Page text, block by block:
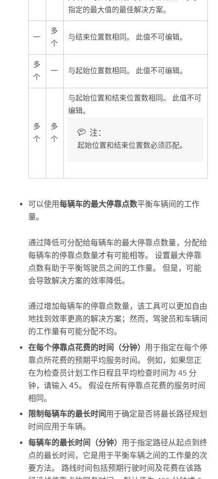
指定的最大值的最佳解决方案。
一
多
个
与结束位置数相同。 此值不可编辑。
多
个
一 与起始位置数相同。 此值不可编辑。
多
个
多
个
与起始位置和结束位置数相同。 此值不可
编辑。
注：
起始位置和结束位置数必须匹配。
可以使用每辆车的最大停靠点数平衡车辆间的工作
量。
通过降低可分配给每辆车的最大停靠点数量，分配给
每辆车的停靠点数量才有可能相等。 设置最大停靠
点数有助于平衡驾驶员之间的工作量。 但是，可能
会导致解决方案的效率降低。
通过增加每辆车的停靠点数量，该工具可以更加自由
地找到效率更高的解决方案；然而，驾驶员和车辆间
的工作量有可能分配不均。
在每个停靠点花费的时间（分钟） 用于指定在每个停
靠点所花费的预期平均服务时间。 例如，如果您正
在为检查员计划工作日程且平均检查时间为 45 分
钟，请输入45。 假设在所有停靠点花费的服务时间
相同。
限制每辆车的最长时间 用于确定是否将最长路径规划
时间应用于车辆。
每辆车的最长时间（分钟） 用于指定路径从起点到终
点的最长时间，它是用于平衡车辆之间的工作量的次
要方法。 路线时间包括预期行驶时间及花费在该路